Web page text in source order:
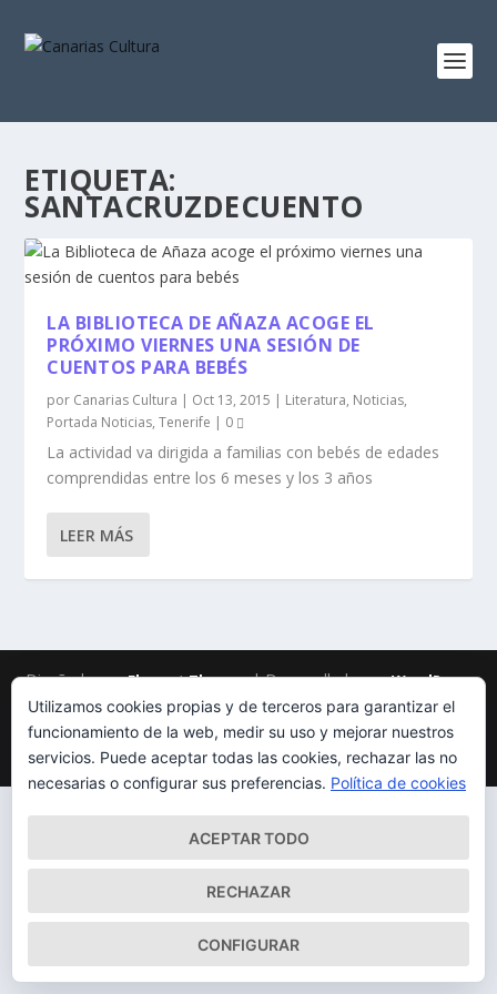
ETIQUETA:
SANTACRUZDECUENTO
LA BIBLIOTECA DE AÑAZA ACOGE EL
PRÓXIMO VIERNES UNA SESIÓN DE
CUENTOS PARA BEBÉS
por Canarias Cultura | Oct 13, 2015 | Literatura, Noticias,
Portada Noticias,Tenerife | 0
La actividad va dirigida a familias con bebés de edades
comprendidas entre los 6 meses y los 3 años
LEER MÁS
Diseñado porElegant Themes| Desarrollado porWordPress
Mapa del Sitio Aviso Legal
Política de cookies
Qué somos
Quiénes somos Contacto
Utilizamos cookies propias y de terceros para garantizar el
funcionamiento de la web, medir su uso y mejorar nuestros
servicios. Puede aceptar todas las cookies, rechazar las no
necesarias o configurar sus preferencias. Política de cookies
ACEPTAR TODO
RECHAZAR
CONFIGURAR